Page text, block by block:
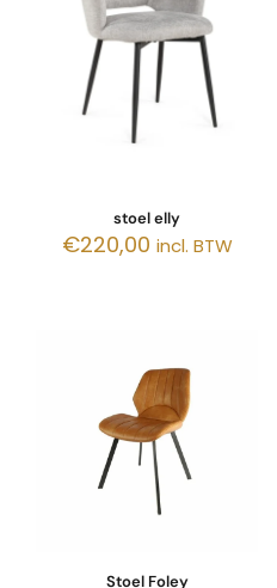
stoel elly
€220,00 incl. BTW
Stoel Foley